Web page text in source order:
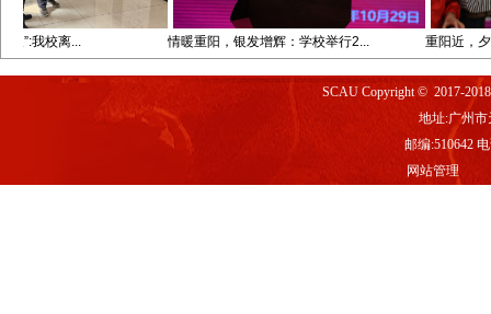
”:我校离... 情暖重阳，银发增辉：学校举行2... 重阳近，夕
SCAU Copyright © 2017-
地址:广州市
邮编:510642
网站管理